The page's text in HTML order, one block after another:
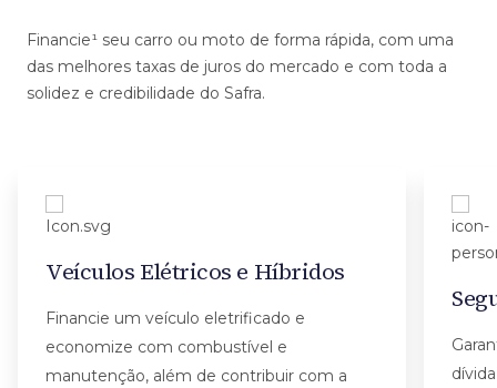
Financie¹ seu carro ou moto de forma rápida, com uma
das melhores taxas de juros do mercado e com toda a
solidez e credibilidade do Safra.
Veículos Elétricos e Híbridos
Financie um veículo eletrificado e
economize com combustível e
manutenção, além de contribuir com a